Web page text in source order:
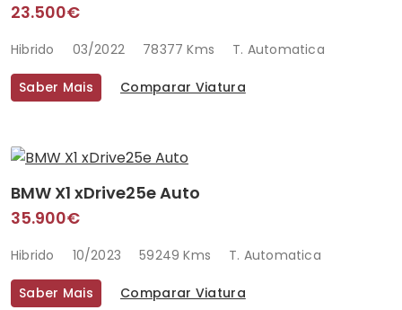
23.500€
Hibrido 03/2022 78377 Kms T. Automatica
Saber Mais Comparar Viatura
BMW X1 xDrive25e Auto
35.900€
Hibrido 10/2023 59249 Kms T. Automatica
Saber Mais Comparar Viatura